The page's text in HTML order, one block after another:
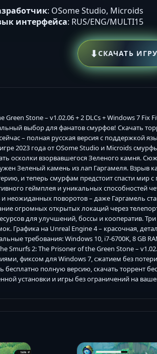
: OSome Studio, Microids
интерфейса: RUS/ENG/MULTI15
⬇СКАЧАТЬ ИГРУ
Stone – v1.02.06 + 2 DLCs + Windows 7 Fix
выбор для фанатов смурфов! Скачать
– полная русская версия с поддержкой
2023 года от OSome Studio и Microids
осколки взорвавшегося Зеленого камня.
Зеленый камень из лап Гаргамеля. Взрыв
и теперь смурфам предстоит спасти
геймплея и уникальных способностей
неожиданных поворотов – даже Гаргамель
огромных открытых локаций через
для улучшений, боссы и кооператив.
Графика на Unreal Engine 4 – красочная,
требования: Windows 10, i7-6700K, 8 GB
Smurfs 2: The Prisoner of the Green Stone –
фиксом для Windows 7, сжатием без
бесплатно полную версию, скачать торрент
установки и игры без ограничений на